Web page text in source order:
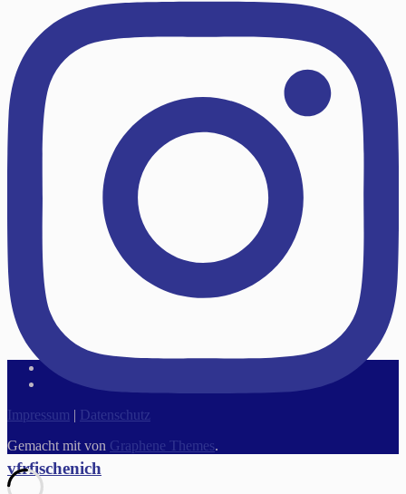
vfrfischenich
Impressum | Datenschutz
Gemacht mitvon Graphene Themes.